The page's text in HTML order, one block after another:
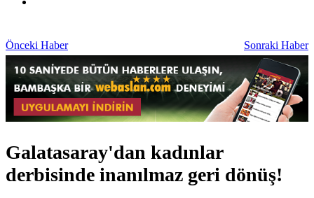
Önceki Haber Sonraki Haber
Galatasaray'dan kadınlar
derbisinde inanılmaz geri dönüş!